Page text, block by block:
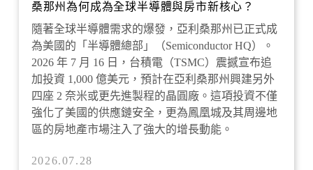
桑那州為何成為全球半導體與房市新核心？
隨著全球半導體需求的爆發，亞利桑那州已正式成
為美國的「半導體總部」（Semiconductor HQ）。
2026 年 7 月 16 日，台積電（TSMC）震撼宣布追
加投資 1,000 億美元，預計在亞利桑那州興建另外
四座 2 奈米或更先進製程的晶圓廠。這項投資不僅
強化了美國的供應鏈安全，更為鳳凰城及其周邊地
區的房地產市場注入了強大的增長動能。
2026.07.28